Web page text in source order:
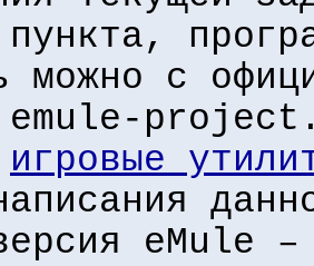
пункта,
можно с
игровые
eMule